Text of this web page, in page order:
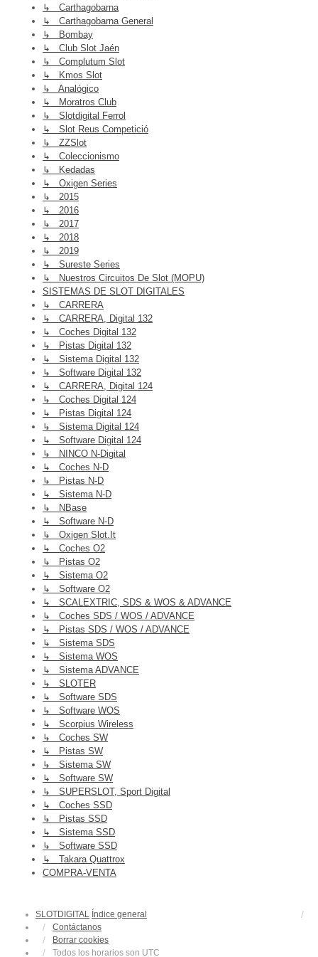
↳ Carthagobarna
↳ Carthagobarna General
↳ Bombay
↳ Club Slot Jaén
↳ Complutum Slot
↳ Kmos Slot
↳ Analógico
↳ Moratros Club
↳ Slotdigital Ferrol
↳ Slot Reus Competició
↳ ZZSlot
↳ Coleccionismo
↳ Kedadas
↳ Oxigen Series
↳ 2015
↳ 2016
↳ 2017
↳ 2018
↳ 2019
↳ Sureste Series
↳ Nuestros Circuitos De Slot (MOPU)
SISTEMAS DE SLOT DIGITALES
↳ CARRERA
↳ CARRERA, Digital 132
↳ Coches Digital 132
↳ Pistas Digital 132
↳ Sistema Digital 132
↳ Software Digital 132
↳ CARRERA, Digital 124
↳ Coches Digital 124
↳ Pistas Digital 124
↳ Sistema Digital 124
↳ Software Digital 124
↳ NINCO N-Digital
↳ Coches N-D
↳ Pistas N-D
↳ Sistema N-D
↳ NBase
↳ Software N-D
↳ Oxigen Slot.it
↳ Coches O2
↳ Pistas O2
↳ Sistema O2
↳ Software O2
↳ SCALEXTRIC, SDS & WOS & ADVANCE
↳ Coches SDS / WOS / ADVANCE
↳ Pistas SDS / WOS / ADVANCE
↳ Sistema SDS
↳ Sistema WOS
↳ Sistema ADVANCE
↳ SLOTER
↳ Software SDS
↳ Software WOS
↳ Scorpius Wireless
↳ Coches SW
↳ Pistas SW
↳ Sistema SW
↳ Software SW
↳ SUPERSLOT, Sport Digital
↳ Coches SSD
↳ Pistas SSD
↳ Sistema SSD
↳ Software SSD
↳ Takara Quattrox
COMPRA-VENTA
SLOTDIGITAL Índice general
Contáctanos
Borrar cookies
Todos los horarios son UTC